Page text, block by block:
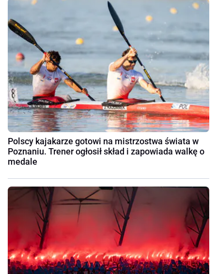
Polscy kajakarze gotowi na mistrzostwa świata w
Poznaniu. Trener ogłosił skład i zapowiada walkę o
medale